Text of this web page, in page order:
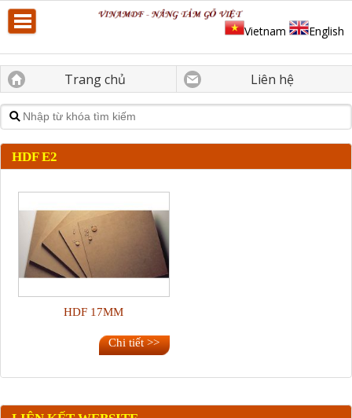
Vietnam English
Trang chủ Liên hệ
HDF E2
HDF 17MM
Chi tiết >>